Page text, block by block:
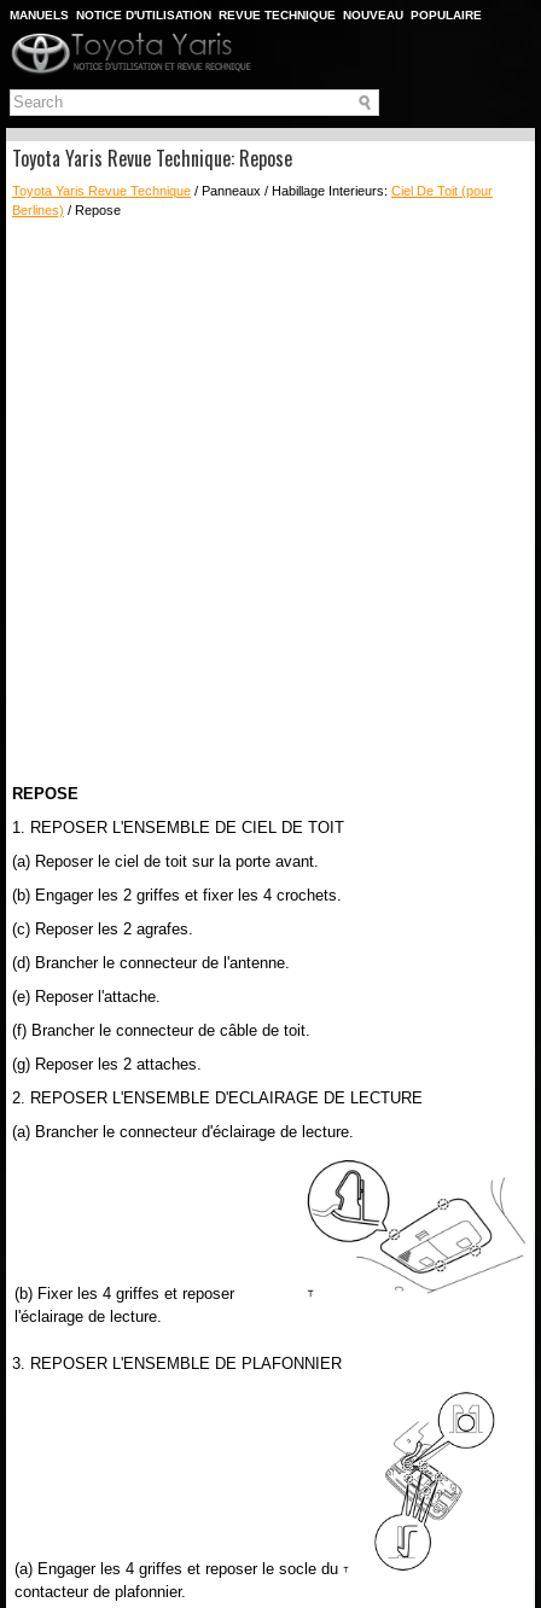
MANUELS NOTICE D'UTILISATION REVUE TECHNIQUE NOUVEAU POPULAIRE
PLAN DU SITE
CHERCHER
Toyota Yaris Revue Technique: Repose
Toyota Yaris Revue Technique / Panneaux / Habillage Interieurs: Ciel De Toit (pour
Berlines) / Repose
REPOSE
1. REPOSER L'ENSEMBLE DE CIEL DE TOIT
(a) Reposer le ciel de toit sur la porte avant.
(b) Engager les 2 griffes et fixer les 4 crochets.
(c) Reposer les 2 agrafes.
(d) Brancher le connecteur de l'antenne.
(e) Reposer l'attache.
(f) Brancher le connecteur de câble de toit.
(g) Reposer les 2 attaches.
2. REPOSER L'ENSEMBLE D'ECLAIRAGE DE LECTURE
(a) Brancher le connecteur d'éclairage de lecture.
(b) Fixer les 4 griffes et reposer
l'éclairage de lecture.
3. REPOSER L'ENSEMBLE DE PLAFONNIER
(a) Engager les 4 griffes et reposer le socle du
contacteur de plafonnier.